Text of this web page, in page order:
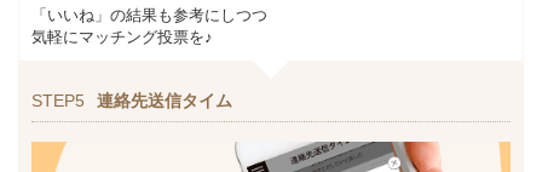
「いいね」の結果も参考にしつつ
気軽にマッチング投票を♪
STEP5 連絡先送信タイム